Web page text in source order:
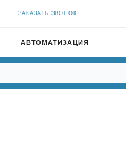
ЗАКАЗАТЬ ЗВОНОК
АВТОМАТИЗАЦИЯ